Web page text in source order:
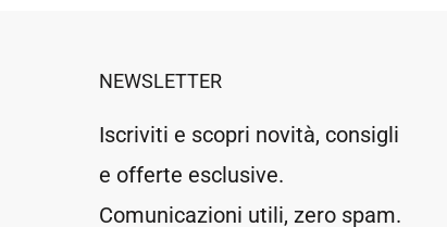
NEWSLETTER
Iscriviti e scopri novità, consigli
e offerte esclusive.
Comunicazioni utili, zero spam.